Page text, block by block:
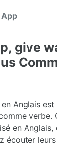
give
Anglais est
verbe.
en Anglais,
écouter